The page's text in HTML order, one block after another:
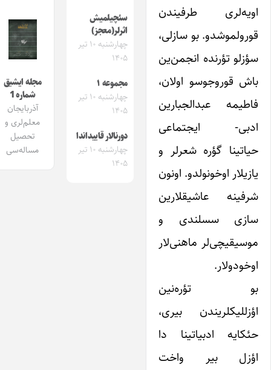
اویه‌لری طرفیندن
قورولموشدو. بو سازلی،
سؤزلو تؤرنده انجمن‌ین
باش قوروجوسو اولان،
فاطیمه عبدالجبارین
ادبی- ایجتماعی
حیاتینا گؤره شعرلر و
یازیلار اوخونولدو. اونون
شرفینه عاشیقلارین
سازی سسلندی و
موسیقیچی‌لر ماهنی‌لار
اوخودولار.
بو تؤره‌نین
اؤزللیکلریندن بیری،
حئکایه ادبیاتینا دا
اؤزل بیر واخت
سئچیلمیش
اثرلر(معجز)
چهارشنبه ۱۰ تیر
۱۴۰۵
مجموعه ۱
چهارشنبه ۱۰ تیر
۱۴۰۵
دورنالار قاییداندا
چهارشنبه ۱۰ تیر
۱۴۰۵
مجله ایشیق
شماره 1
آذربایجان
معلم‌لری و
تحصیل
مساله‌سی